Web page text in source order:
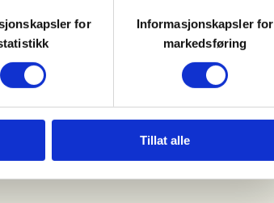
for
Informasjonskapsler for
markedsføring
Tillat alle